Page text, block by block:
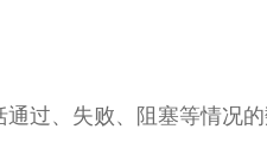
过、失败、阻塞等情况